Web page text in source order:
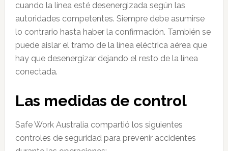
cuando la línea esté desenergizada según las
autoridades competentes. Siempre debe asumirse
lo contrario hasta haber la confirmación. También se
puede aislar el tramo de la línea eléctrica aérea que
hay que desenergizar dejando el resto de la línea
conectada.
Las medidas de control
Safe Work Australia compartió los siguientes
controles de seguridad para prevenir accidentes